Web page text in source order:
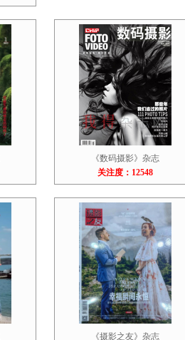
《数码摄影》杂志
关注度：12548
《摄影之友》杂志